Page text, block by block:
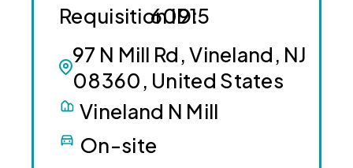
97 N Mill Rd, Vineland, NJ
08360, United States
60915
Vineland N Mill
On-site